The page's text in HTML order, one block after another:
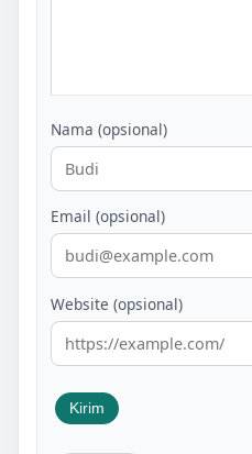
Nama (opsional)
Email (opsional)
Website (opsional)